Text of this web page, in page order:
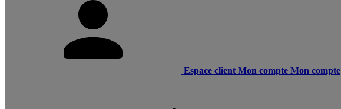
Espace client Mon compte Mon compte